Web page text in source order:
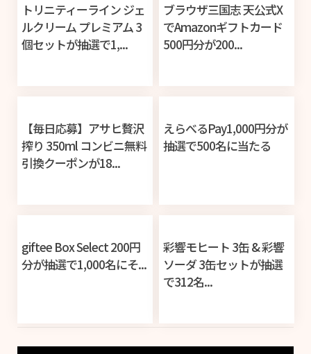
トリニティーライン ジェ
ルクリーム プレミアム 3
個セットが抽選で1,...
ブラウザ三国志 天公式X
でAmazonギフトカード
500円分が200...
【毎日応募】アサヒ贅沢
搾り 350ml コンビニ無料
引換クーポンが18...
えらべるPay1,000円分が
抽選で500名に当たる
giftee Box Select 200円
分が抽選で1,000名にそ...
彩響モヒート 3缶 & 彩響
ソーダ 3缶セットが抽選
で312名...